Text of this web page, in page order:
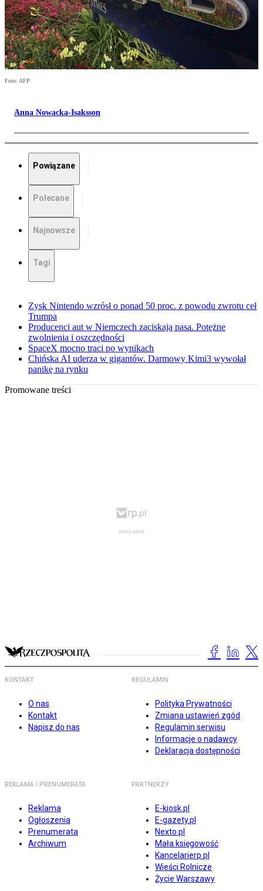
Foto: AFP
Anna Nowacka-Isaksson
Powiązane
Polecane
Najnowsze
Tagi
Zysk Nintendo wzrósł o ponad 50 proc. z powodu zwrotu ceł
Trumpa
Producenci aut w Niemczech zaciskają pasa. Potężne
zwolnienia i oszczędności
SpaceX mocno traci po wynikach
Chińska AI uderza w gigantów. Darmowy Kimi3 wywołał
panikę na rynku
Promowane treści
KONTAKT
O nas
Kontakt
Napisz do nas
REGULAMIN
Polityka Prywatności
Zmiana ustawień zgód
Regulamin serwisu
Informacje o nadawcy
Deklaracja dostępności
REKLAMA I PRENUMERATA
Reklama
Ogłoszenia
Prenumerata
Archiwum
PARTNERZY
E-kiosk.pl
E-gazety.pl
Nexto.pl
Mała księgowość
Kancelarierp.pl
Wieści Rolnicze
Życie Warszawy